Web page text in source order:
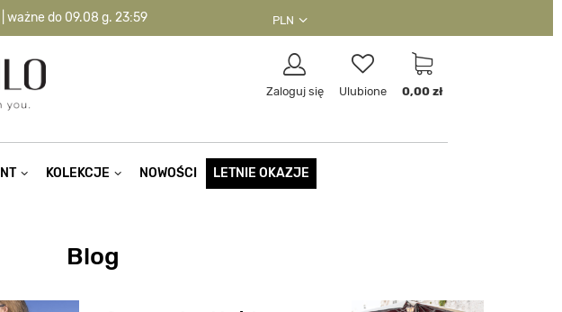
| ważne do 09.08 g. 23:59
z flagą OKAZJA >
PLN
Zaloguj się Ulubione 0,00 zł
KOLEKCJE NOWOŚCI LETNIE OKAZJE
Blog